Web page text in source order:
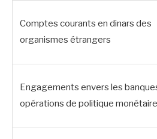
Comptes courants en dinars des
organismes étrangers
Engagements envers les
opérations de politique monétaire